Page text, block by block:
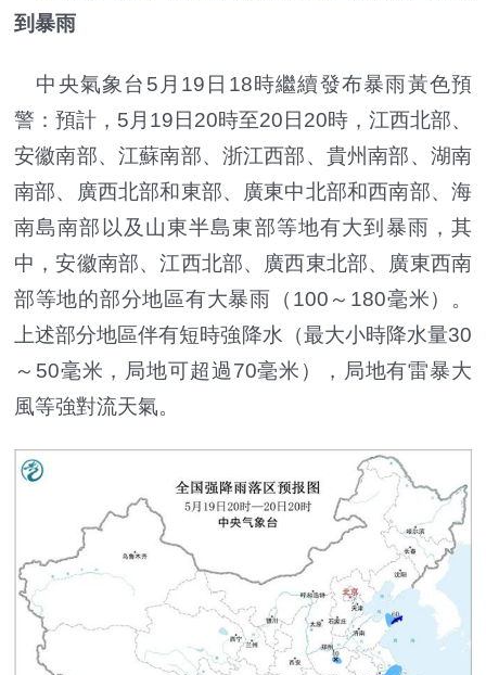
到暴雨
中央氣象台5月19日18時繼續發布暴雨黃色預
警：預計，5月19日20時至20日20時，江西北部、
安徽南部、江蘇南部、浙江西部、貴州南部、湖南
南部、廣西北部和東部、廣東中北部和西南部、海
南島南部以及山東半島東部等地有大到暴雨，其
中，安徽南部、江西北部、廣西東北部、廣東西南
部等地的部分地區有大暴雨（100～180毫米）。
上述部分地區伴有短時強降水（最大小時降水量30
～50毫米，局地可超過70毫米），局地有雷暴大
風等強對流天氣。